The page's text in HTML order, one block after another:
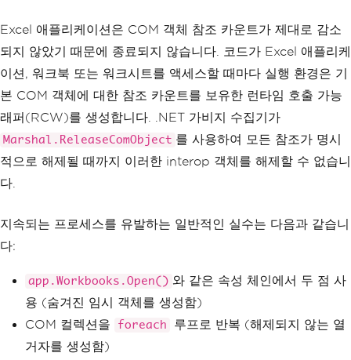
Excel 애플리케이션은 COM 객체 참조 카운트가 제대로 감소
되지 않았기 때문에 종료되지 않습니다. 코드가 Excel 애플리케
이션, 워크북 또는 워크시트를 액세스할 때마다 실행 환경은 기
본 COM 객체에 대한 참조 카운트를 보유한 런타임 호출 가능
래퍼(RCW)를 생성합니다. .NET 가비지 수집기가
Marshal.ReleaseComObject 를 사용하여 모든 참조가 명시
적으로 해제될 때까지 이러한 interop 객체를 해제할 수 없습니
다.
지속되는 프로세스를 유발하는 일반적인 실수는 다음과 같습니
다:
app.Workbooks.Open() 와 같은 속성 체인에서 두 점 사
용 (숨겨진 임시 객체를 생성함)
COM 컬렉션을
foreach
루프로 반복 (해제되지 않는 열
거자를 생성함)